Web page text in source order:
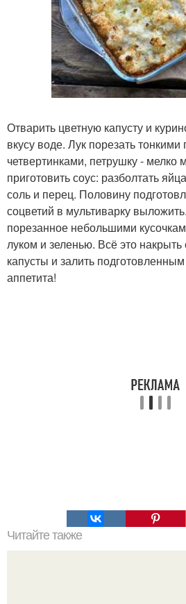
Отварить цветную капусту и
вкусу воде. Лук порезать тонкими
четвертинками, петрушку -
приготовить соус: разболтать
соль и перец. Половину
соцветий в мультиварку
порезанное небольшими
луком и зеленью. Всё это
капусты и залить
аппетита!
Читайте также